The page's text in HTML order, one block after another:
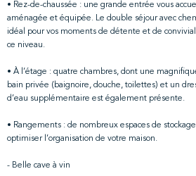
• Rez-de-chaussée : une grande entrée vous
aménagée et équipée. Le double séjour avec
idéal pour vos moments de détente et de
ce niveau.
• À l’étage : quatre chambres, dont une
bain privée (baignoire, douche, toilettes) et un
d’eau supplémentaire est également présente.
• Rangements : de nombreux espaces de
optimiser l’organisation de votre maison.
- Belle cave à vin